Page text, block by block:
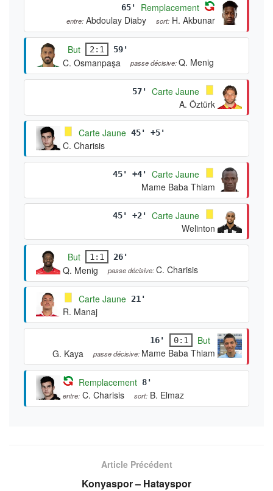
65' Remplacement
entre: Abdoulay Diaby sort: H. Akbunar
But 2:1 59'
C. Osmanpaşa passe décisive:Q. Menig
57'
Carte Jaune
A. Öztürk
Carte Jaune 45' +5'
C. Charisis
45' +4'
Carte Jaune
Mame Baba Thiam
45' +2'
Carte Jaune
Welinton
But 1:1 26'
Q. Menig passe décisive:C. Charisis
Carte Jaune 21'
R. Manaj
16' 0:1
But
G. Kaya
passe décisive: Mame Baba Thiam
Remplacement 8'
entre: C. Charisis sort: B. Elmaz
Article Précédent
Konyaspor – Hatayspor